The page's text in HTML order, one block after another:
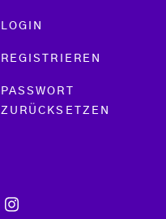
LOGIN
REGISTRIEREN
PASSWORT
ZURÜCKSETZEN